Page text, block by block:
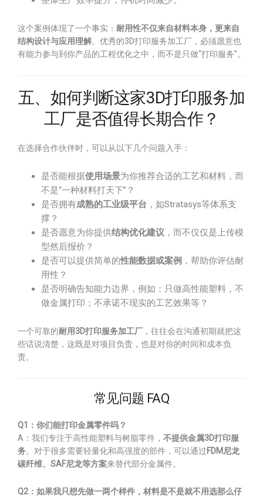
这个案例体现了一个事实： 耐用性不仅来自材料本身，更来自
结构设计与应用理解。优秀的3D打印服务加工厂，必须愿意也
有能力参与到你产品的工程优化之中，而不是只做“打印服务”。
五、如何判断这家3D打印服务加
工厂是否值得长期合作？
在选择合作伙伴时，可以从以下几个问题入手：
是否能根据使用场景为你推荐合适的工艺和材料，而
不是“一种材料打天下”？
是否拥有成熟的工业级平台 ，如Stratasys等体系支
撑？
是否愿意为你提供结构优化建议 ，而不仅仅是上传模
型然后报价？
是否可以提供简单的性能数据或案例 ，帮助你评估耐
用性？
是否明确告知能力边界，例如：只做高性能塑料，不
做金属打印；不承诺不现实的工艺效果等？
一个可靠的耐用3D打印服务加工厂 ，往往会在沟通初期就把这
些话说清楚，这既是对项目负责，也是对你的时间和成本负
责。
常见问题 FAQ
Q1：你们能打印金属零件吗？
A：我们专注于高性能塑料与树脂零件， 不提供金属3D打印服
务。对于很多需要轻量化和高强度的部件，可以通过FDM尼龙
碳纤维、SAF尼龙等方案来替代部分金属件。
Q2：如果我只想先做一两个样件，材料是不是就不用选那么仔